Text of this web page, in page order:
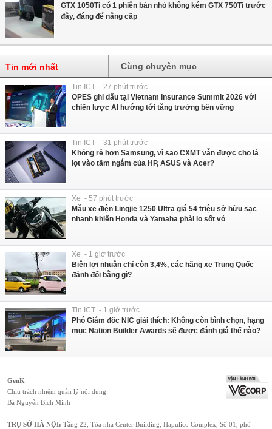
GTX 1050Ti có 1 phiên bản nhỏ không kém GTX 750Ti trước
đây, đáng để nâng cấp
Tin mới nhất Cùng chuyên mục
Tin ICT - 27 phút trước
OPES ghi dấu tại Vietnam Insurance Summit 2026 với
chiến lược AI hướng tới tăng trưởng bền vững
Tin ICT - 31 phút trước
Không rẻ hơn Samsung, vì sao CXMT vẫn được cho là
lọt vào tầm ngắm của HP, ASUS và Acer?
Xe - 57 phút trước
Mẫu xe điện Lingjie 1250 Ultra giá 54 triệu sở hữu sạc
nhanh khiến Honda và Yamaha phải lo sốt vó
Xe - 1 giờ trước
Biên lợi nhuận chỉ còn 3,4%, các hãng xe Trung Quốc
đánh đổi bằng gì?
Tin ICT - 1 giờ trước
Phó Giám đốc NIC giải thích: Không còn bình chọn, hạng
mục Nation Builder Awards sẽ được đánh giá thế nào?
GenK
Chịu trách nhiệm quản lý nội dung:
Bà Nguyễn Bích Minh
TRỤ SỞ HÀ NỘI: Tầng 22, Tòa nhà Center Building, Hapulico Complex, Số 01, phố